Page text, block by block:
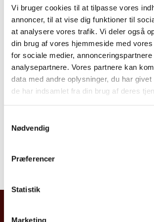
Vi bruger cookies til at tilpasse vores
annoncer, til at vise dig funktioner til
at analysere vores trafik. Vi deler også
din brug af vores hjemmeside med
for sociale medier, annonceringspartnere
analysepartnere. Vores partnere kan
data med andre oplysninger, du har
de har indsamlet fra din brug af deres
k
Nødvendig
Præferencer
Statistik
Marketing
Del på Facebook
Del på X (Twitter)
Del på LinkedIn
VÆLG ET LAND: